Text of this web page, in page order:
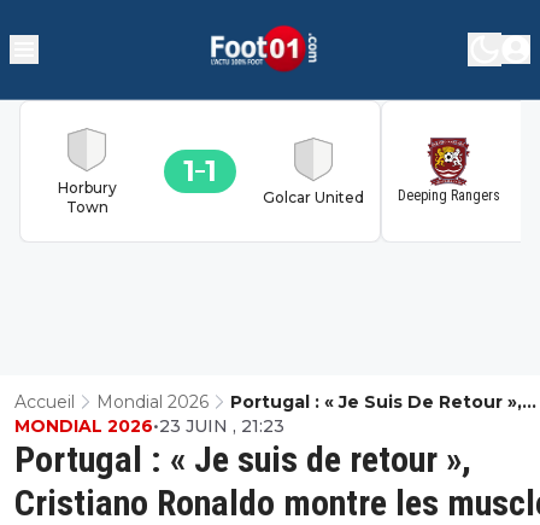
Horbury
Town
1 1
Golcar United Deeping Rangers
Accueil Mondial 2026
Portugal : « Je Suis De Retour »,
Cristiano Ronaldo Montre Les
Portugal : « Je suis de retour »,
Cristiano Ronaldo montre les
MONDIAL 2026•23 JUIN , 21:23